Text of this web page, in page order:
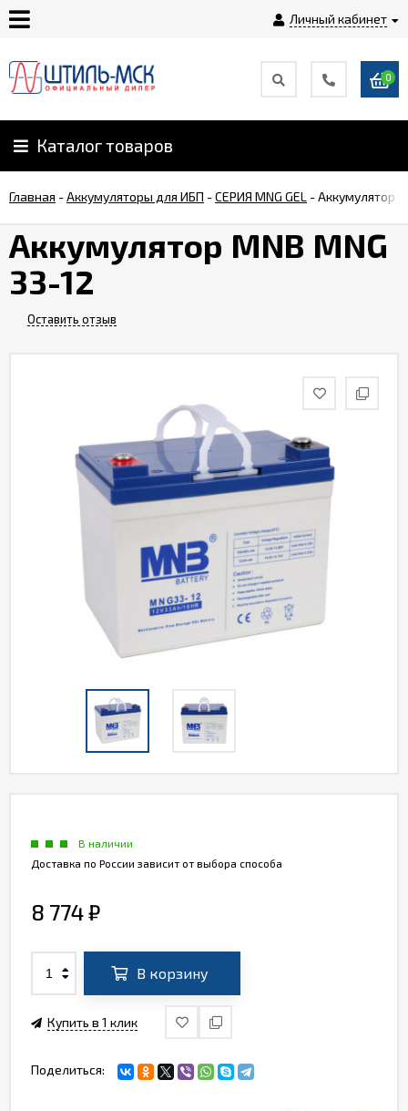
Личный кабинет
Главная
О
Оплата
Монтаж
0
Каталог товаров
Главная -Аккумуляторы для ИБП -СЕРИЯ MNG GEL -Аккумулятор
Аккумулятор MNB MNG
33-12
Оставить отзыв
В наличии
Доставка по России зависит от выбора способа
8 774₽
В корзину
Купить в 1 клик
Поделиться: